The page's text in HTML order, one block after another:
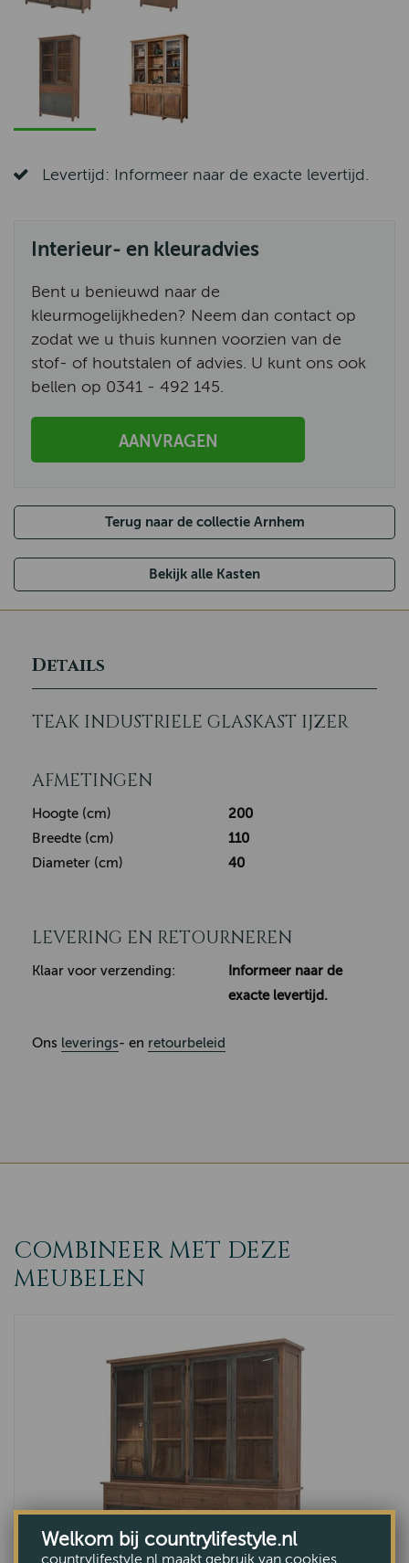
Levertijd: Informeer naar de exacte levertijd.
Interieur- en kleuradvies
Bent u benieuwd naar de
kleurmogelijkheden? Neem dan contact op
zodat we u thuis kunnen voorzien van de
stof- of houtstalen of advies. U kunt ons ook
bellen op 0341 - 492 145.
AANVRAGEN
Terug naar de collectie Arnhem
Bekijk alle Kasten
Details
TEAK INDUSTRIELE GLASKAST IJZER
AFMETINGEN
Hoogte (cm)
200
Breedte (cm)
110
Diameter (cm)
40
LEVERING EN RETOURNEREN
Klaar voor verzending:
Informeer naar de
exacte levertijd.
Ons leverings- en retourbeleid
COMBINEER MET DEZE
MEUBELEN
Welkom bij countrylifestyle.nl
countrylifestyle.nl maakt gebruik van cookies.